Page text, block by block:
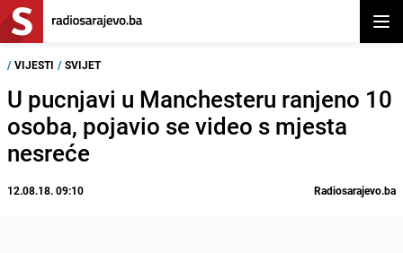
/ VIJESTI / SVIJET
U pucnjavi u Manchesteru ranjeno 10
osoba, pojavio se video s mjesta
nesreće
12.08.18. 09:10 Radiosarajevo.ba